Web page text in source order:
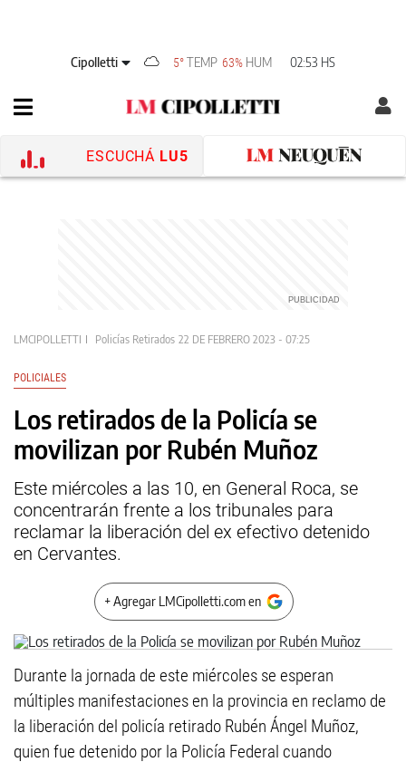
Cipolletti 5° TEMP 63% HUM 02:53 HS
ESCUCHÁ LU5
LMCIPOLLETTI Policías Retirados 22 DE FEBRERO 2023 - 07:25
POLICIALES
Los retirados de la Policía se
movilizan por Rubén Muñoz
Este miércoles a las 10, en General Roca, se
concentrarán frente a los tribunales para
reclamar la liberación del ex efectivo detenido
en Cervantes.
+ Agregar LMCipolletti.com en
Durante la jornada de este miércoles se esperan
múltiples manifestaciones en la provincia en reclamo de
la liberación del policía retirado Rubén Ángel Muñoz,
quien fue detenido por la Policía Federal cuando